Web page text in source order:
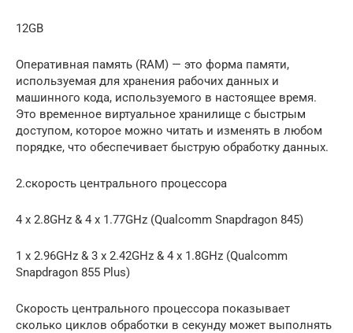
12GB
Оперативная память (RAM) — это форма памяти,
используемая для хранения рабочих данных и
машинного кода, используемого в настоящее время.
Это временное виртуальное хранилище с быстрым
доступом, которое можно читать и изменять в любом
порядке, что обеспечивает быструю обработку данных.
2.скорость центрального процессора
4 x 2.8GHz & 4 x 1.77GHz (Qualcomm Snapdragon 845)
1 x 2.96GHz & 3 x 2.42GHz & 4 x 1.8GHz (Qualcomm
Snapdragon 855 Plus)
Скорость центрального процессора показывает
сколько циклов обработки в секунду может выполнять